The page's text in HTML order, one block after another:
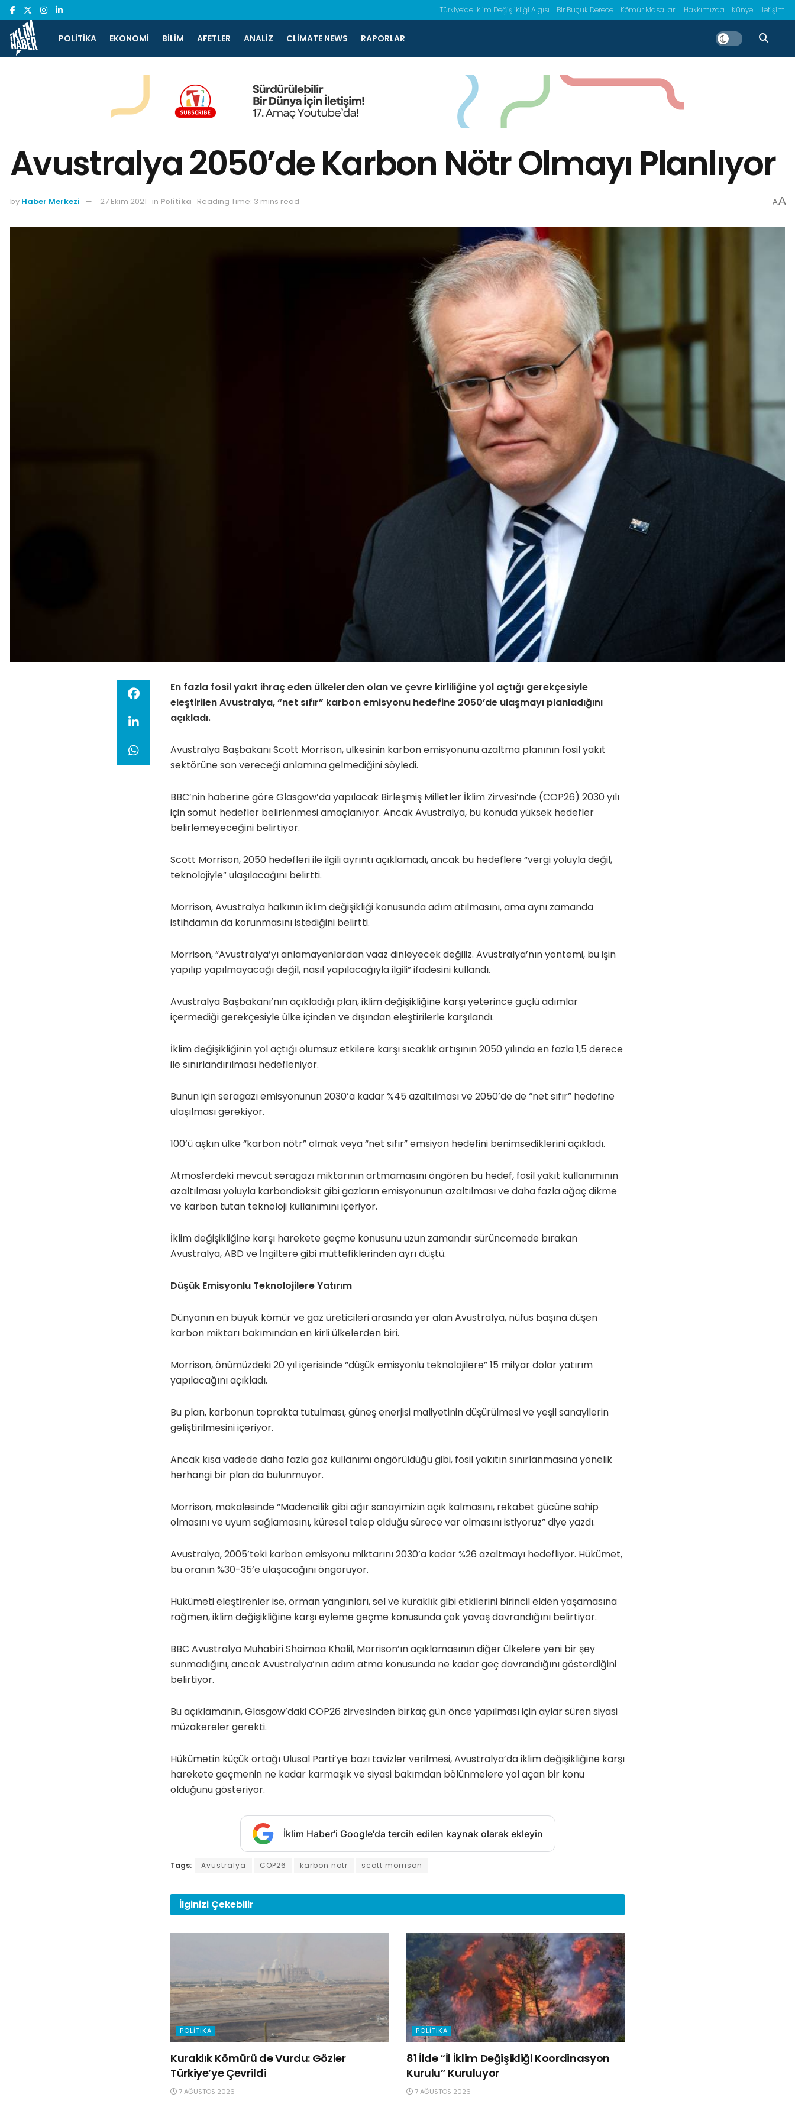
Türkiye’de İklim Değişlikliği Algısı Bir Buçuk Derece Kömür Masalları Hakkımızda Künye İletişim
POLITIKA EKONOMI BILIM AFETLER ANALIZ CLIMATE NEWS RAPORLAR
Avustralya 2050’de Karbon Nötr Olmayı Planlıyor
by Haber Merkezi 27 Ekim 2021 in Politika Reading Time: 3 mins read AA
En fazla fosil yakıt ihraç eden ülkelerden olan ve çevre kirliliğine yol açtığı gerekçesiyle
eleştirilen Avustralya, “net sıfır” karbon emisyonu hedefine 2050’de ulaşmayı planladığını
açıkladı.
Avustralya Başbakanı Scott Morrison, ülkesinin karbon emisyonunu azaltma planının fosil yakıt
sektörüne son vereceği anlamına gelmediğini söyledi.
BBC’nin haberine göre Glasgow’da yapılacak Birleşmiş Milletler İklim Zirvesi’nde (COP26) 2030 yılı
için somut hedefler belirlenmesi amaçlanıyor. Ancak Avustralya, bu konuda yüksek hedefler
belirlemeyeceğini belirtiyor.
Scott Morrison, 2050 hedefleri ile ilgili ayrıntı açıklamadı, ancak bu hedeflere “vergi yoluyla değil,
teknolojiyle” ulaşılacağını belirtti.
Morrison, Avustralya halkının iklim değişikliği konusunda adım atılmasını, ama aynı zamanda
istihdamın da korunmasını istediğini belirtti.
Morrison, “Avustralya’yı anlamayanlardan vaaz dinleyecek değiliz. Avustralya’nın yöntemi, bu işin
yapılıp yapılmayacağı değil, nasıl yapılacağıyla ilgili” ifadesini kullandı.
Avustralya Başbakanı’nın açıkladığı plan, iklim değişikliğine karşı yeterince güçlü adımlar
içermediği gerekçesiyle ülke içinden ve dışından eleştirilerle karşılandı.
İklim değişikliğinin yol açtığı olumsuz etkilere karşı sıcaklık artışının 2050 yılında en fazla 1,5 derece
ile sınırlandırılması hedefleniyor.
Bunun için seragazı emisyonunun 2030’a kadar %45 azaltılması ve 2050’de de “net sıfır” hedefine
ulaşılması gerekiyor.
100’ü aşkın ülke “karbon nötr” olmak veya “net sıfır” emsiyon hedefini benimsediklerini açıkladı.
Atmosferdeki mevcut seragazı miktarının artmamasını öngören bu hedef, fosil yakıt kullanımının
azaltılması yoluyla karbondioksit gibi gazların emisyonunun azaltılması ve daha fazla ağaç dikme
ve karbon tutan teknoloji kullanımını içeriyor.
İklim değişikliğine karşı harekete geçme konusunu uzun zamandır sürüncemede bırakan
Avustralya, ABD ve İngiltere gibi müttefiklerinden ayrı düştü.
Düşük Emisyonlu Teknolojilere Yatırım
Dünyanın en büyük kömür ve gaz üreticileri arasında yer alan Avustralya, nüfus başına düşen
karbon miktarı bakımından en kirli ülkelerden biri.
Morrison, önümüzdeki 20 yıl içerisinde “düşük emisyonlu teknolojilere” 15 milyar dolar yatırım
yapılacağını açıkladı.
Bu plan, karbonun toprakta tutulması, güneş enerjisi maliyetinin düşürülmesi ve yeşil sanayilerin
geliştirilmesini içeriyor.
Ancak kısa vadede daha fazla gaz kullanımı öngörüldüğü gibi, fosil yakıtın sınırlanmasına yönelik
herhangi bir plan da bulunmuyor.
Morrison, makalesinde “Madencilik gibi ağır sanayimizin açık kalmasını, rekabet gücüne sahip
olmasını ve uyum sağlamasını, küresel talep olduğu sürece var olmasını istiyoruz” diye yazdı.
Avustralya, 2005’teki karbon emisyonu miktarını 2030’a kadar %26 azaltmayı hedefliyor. Hükümet,
bu oranın %30-35’e ulaşacağını öngörüyor.
Hükümeti eleştirenler ise, orman yangınları, sel ve kuraklık gibi etkilerini birincil elden yaşamasına
rağmen, iklim değişikliğine karşı eyleme geçme konusunda çok yavaş davrandığını belirtiyor.
BBC Avustralya Muhabiri Shaimaa Khalil, Morrison’ın açıklamasının diğer ülkelere yeni bir şey
sunmadığını, ancak Avustralya’nın adım atma konusunda ne kadar geç davrandığını gösterdiğini
belirtiyor.
Bu açıklamanın, Glasgow’daki COP26 zirvesinden birkaç gün önce yapılması için aylar süren siyasi
müzakereler gerekti.
Hükümetin küçük ortağı Ulusal Parti’ye bazı tavizler verilmesi, Avustralya’da iklim değişikliğine karşı
harekete geçmenin ne kadar karmaşık ve siyasi bakımdan bölünmelere yol açan bir konu
olduğunu gösteriyor.
İklim Haber'i Google'da tercih edilen kaynak olarak ekleyin
Tags: Avustralya COP26 karbon nötr scott morrison
İlginizi Çekebilir
POLITIKA
Kuraklık Kömürü de Vurdu: Gözler
Türkiye’ye Çevrildi
7 AĞUSTOS 2026
POLITIKA
81 İlde “İl İklim Değişikliği Koordinasyon
Kurulu” Kuruluyor
7 AĞUSTOS 2026